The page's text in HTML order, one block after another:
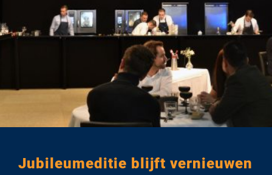
Jubileumeditie blijft vernieuwen
Audiovisueel advies op maat